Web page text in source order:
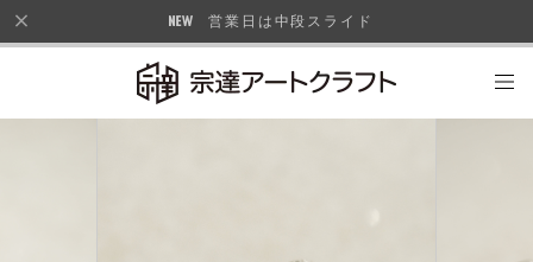
営業日は中段スライド